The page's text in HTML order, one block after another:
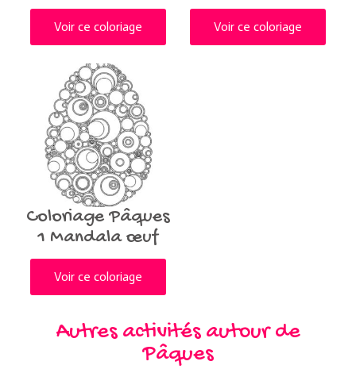
Voir ce coloriage Voir ce coloriage
Coloriage Pâques
1 Mandala œuf
Voir ce coloriage
Autres activités autour de
Pâques